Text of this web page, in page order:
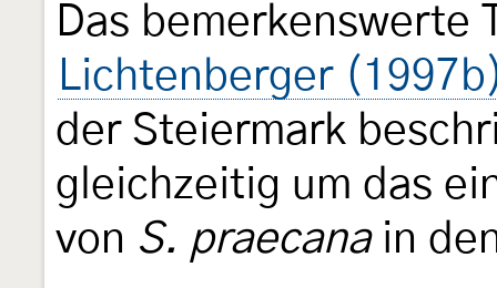
Das bemerkenswerte
Lichtenberger
der Steiermark
gleichzeitig um das
von S. praecanain